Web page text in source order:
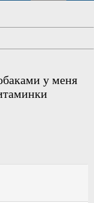
у меня